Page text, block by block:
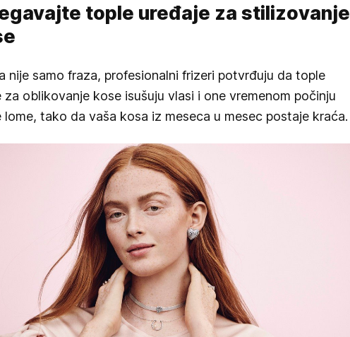
tople uređaje za stilizovanje
nije samo fraza, profesionalni frizeri potvrđuju da tople
za oblikovanje kose isušuju vlasi i one vremenom počinju
lome, tako da vaša kosa iz meseca u mesec postaje kraća.